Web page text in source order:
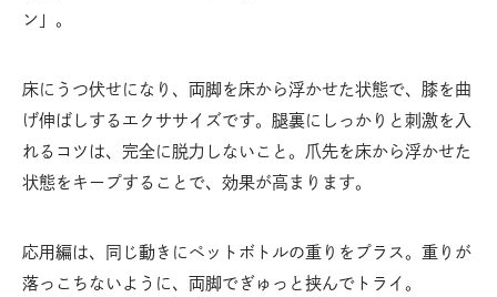
ン」。
床にうつ伏せになり、両脚を床から浮かせた状態で、膝を曲
げ伸ばしするエクササイズです。腿裏にしっかりと刺激を入
れるコツは、完全に脱力しないこと。爪先を床から浮かせた
状態をキープすることで、効果が高まります。
応用編は、同じ動きにペットボトルの重りをプラス。重りが
落っこちないように、両脚でぎゅっと挟んでトライ。